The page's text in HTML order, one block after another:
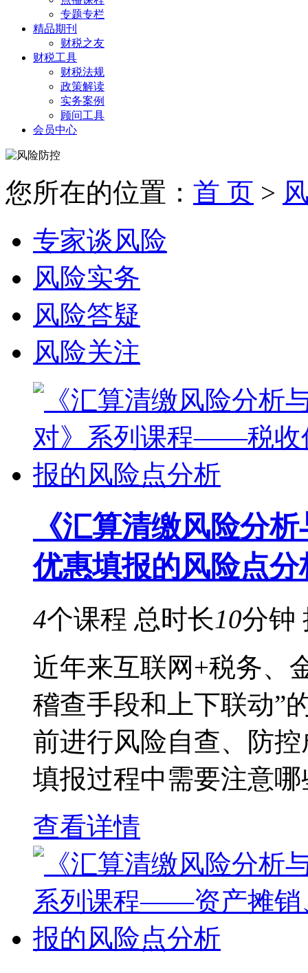
专题专栏
精品期刊
财税之友
财税工具
财税法规
政策解读
实务案例
顾问工具
会员中心
您所在的位置： 首 页 >
专家谈风险
风险实务
风险答疑
风险关注
《汇算清缴风险分
优惠填报的风险点分
4个课程 总时长10分钟
近年来互联网+税务、
稽查手段和上下联动”
前进行风险自查、防
填报过程中需要注意
查看详情